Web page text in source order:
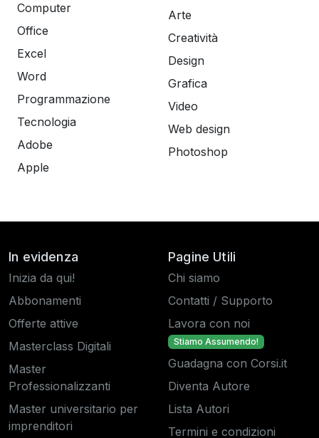
Computer
Office
Excel
Word
Programmazione
Tecnologia
Adobe
Apple
Arte
Creatività
Design
Grafica
Video
Web design
Photoshop
In evidenza
Inizia da qui!
Abbonamenti
Offerte attive
Masterclass Digitali
Master
Professionalizzanti
Master universitario per
imprenditori
Pagine Utili
Chi siamo
Contatti / Supporto
Lavora con noi
Stiamo Assumendo!
Guadagna con Corsi.it
Diventa Autore
Lista Autori
Termini e condizioni